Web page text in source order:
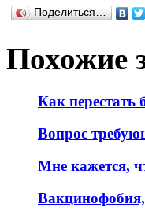
Поделиться…
Похожие
Как перестать
Вопрос
Мне кажется,